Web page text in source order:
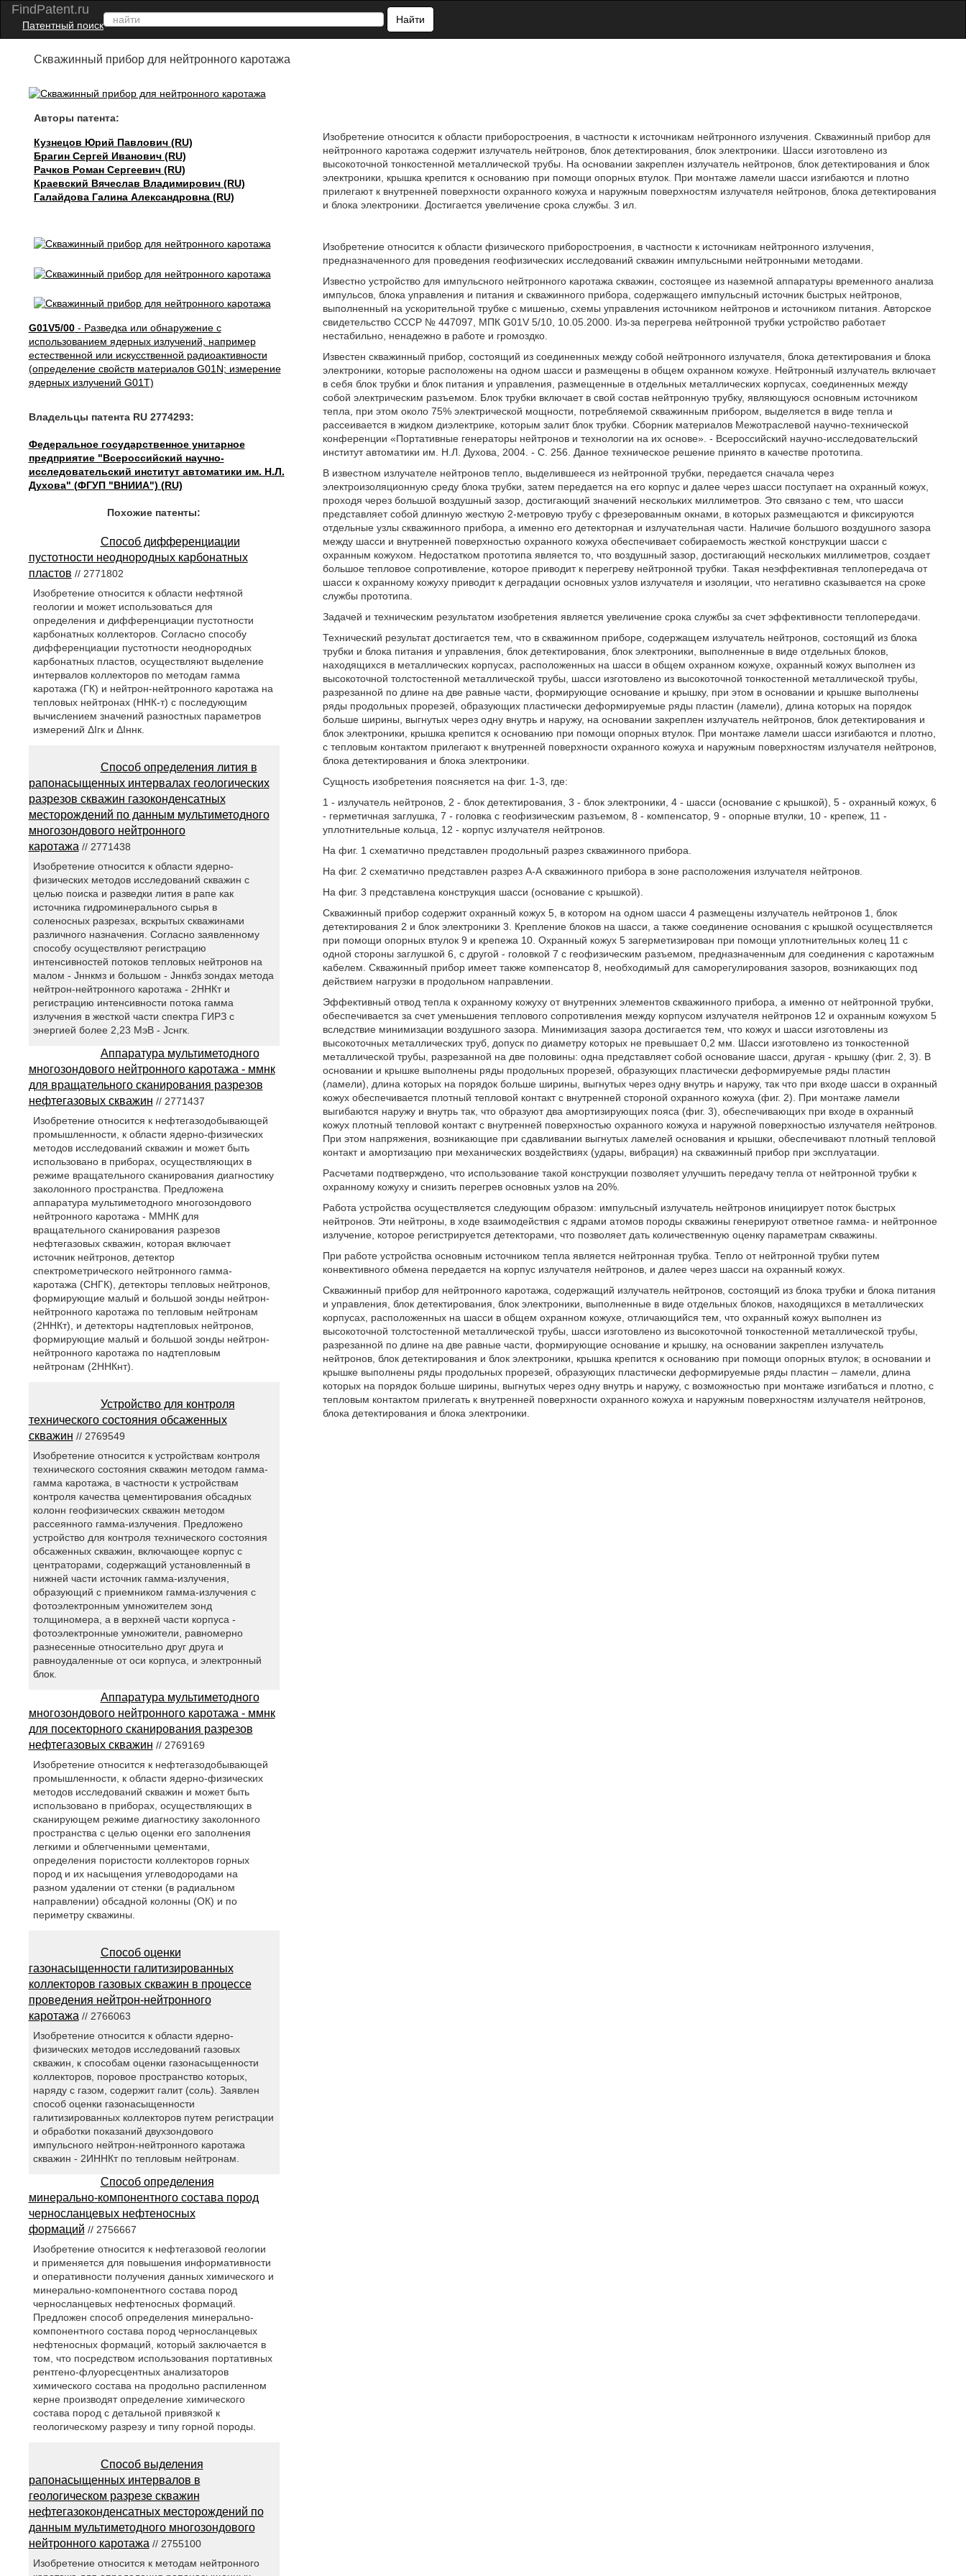
FindPatent.ru
Патентный поиск
Найти
Скважинный прибор для нейтронного каротажа
Авторы патента:
Кузнецов Юрий Павлович (RU)
Брагин Сергей Иванович (RU)
Рачков Роман Сергеевич (RU)
Краевский Вячеслав Владимирович (RU)
Галайдова Галина Александровна (RU)
G01V5/00- Разведка или обнаружение с
использованием ядерных излучений, например
естественной или искусственной радиоактивности
(определение свойств материалов G01N; измерение
ядерных излучений G01T)
Владельцы патента RU 2774293:
Федеральное государственное унитарное
предприятие "Всероссийский научно-
исследовательский институт автоматики им. Н.Л.
Духова" (ФГУП "ВНИИА") (RU)
Изобретение относится к области приборостроения, в частности к источникам нейтронного излучения. Скважинный прибор для
нейтронного каротажа содержит излучатель нейтронов, блок детектирования, блок электроники. Шасси изготовлено из
высокоточной тонкостенной металлической трубы. На основании закреплен излучатель нейтронов, блок детектирования и блок
электроники, крышка крепится к основанию при помощи опорных втулок. При монтаже ламели шасси изгибаются и плотно
прилегают к внутренней поверхности охранного кожуха и наружным поверхностям излучателя нейтронов, блока детектирования
и блока электроники. Достигается увеличение срока службы. 3 ил.
Изобретение относится к области физического приборостроения, в частности к источникам нейтронного излучения,
предназначенного для проведения геофизических исследований скважин импульсными нейтронными методами.
Известно устройство для импульсного нейтронного каротажа скважин, состоящее из наземной аппаратуры временного анализа
импульсов, блока управления и питания и скважинного прибора, содержащего импульсный источник быстрых нейтронов,
выполненный на ускорительной трубке с мишенью, схемы управления источником нейтронов и источником питания. Авторское
свидетельство СССР № 447097, МПК G01V 5/10, 10.05.2000. Из-за перегрева нейтронной трубки устройство работает
нестабильно, ненадежно в работе и громоздко.
Известен скважинный прибор, состоящий из соединенных между собой нейтронного излучателя, блока детектирования и блока
электроники, которые расположены на одном шасси и размещены в общем охранном кожухе. Нейтронный излучатель включает
в себя блок трубки и блок питания и управления, размещенные в отдельных металлических корпусах, соединенных между
собой электрическим разъемом. Блок трубки включает в свой состав нейтронную трубку, являющуюся основным источником
тепла, при этом около 75% электрической мощности, потребляемой скважинным прибором, выделяется в виде тепла и
рассеивается в жидком диэлектрике, которым залит блок трубки. Сборник материалов Межотраслевой научно-технической
конференции «Портативные генераторы нейтронов и технологии на их основе». - Всероссийский научно-исследовательский
институт автоматики им. Н.Л. Духова, 2004. - С. 256. Данное техническое решение принято в качестве прототипа.
В известном излучателе нейтронов тепло, выделившееся из нейтронной трубки, передается сначала через
электроизоляционную среду блока трубки, затем передается на его корпус и далее через шасси поступает на охранный кожух,
проходя через большой воздушный зазор, достигающий значений нескольких миллиметров. Это связано с тем, что шасси
представляет собой длинную жесткую 2-метровую трубу с фрезерованным окнами, в которых размещаются и фиксируются
отдельные узлы скважинного прибора, а именно его детекторная и излучательная части. Наличие большого воздушного зазора
между шасси и внутренней поверхностью охранного кожуха обеспечивает собираемость жесткой конструкции шасси с
охранным кожухом. Недостатком прототипа является то, что воздушный зазор, достигающий нескольких миллиметров, создает
большое тепловое сопротивление, которое приводит к перегреву нейтронной трубки. Такая неэффективная теплопередача от
шасси к охранному кожуху приводит к деградации основных узлов излучателя и изоляции, что негативно сказывается на сроке
службы прототипа.
Задачей и техническим результатом изобретения является увеличение срока службы за счет эффективности теплопередачи.
Технический результат достигается тем, что в скважинном приборе, содержащем излучатель нейтронов, состоящий из блока
трубки и блока питания и управления, блок детектирования, блок электроники, выполненные в виде отдельных блоков,
находящихся в металлических корпусах, расположенных на шасси в общем охранном кожухе, охранный кожух выполнен из
высокоточной толстостенной металлической трубы, шасси изготовлено из высокоточной тонкостенной металлической трубы,
разрезанной по длине на две равные части, формирующие основание и крышку, при этом в основании и крышке выполнены
ряды продольных прорезей, образующих пластически деформируемые ряды пластин (ламели), длина которых на порядок
больше ширины, выгнутых через одну внутрь и наружу, на основании закреплен излучатель нейтронов, блок детектирования и
блок электроники, крышка крепится к основанию при помощи опорных втулок. При монтаже ламели шасси изгибаются и плотно,
с тепловым контактом прилегают к внутренней поверхности охранного кожуха и наружным поверхностям излучателя нейтронов,
блока детектирования и блока электроники.
Сущность изобретения поясняется на фиг. 1-3, где:
1 - излучатель нейтронов, 2 - блок детектирования, 3 - блок электроники, 4 - шасси (основание с крышкой), 5 - охранный кожух, 6
- герметичная заглушка, 7 - головка с геофизическим разъемом, 8 - компенсатор, 9 - опорные втулки, 10 - крепеж, 11 -
уплотнительные кольца, 12 - корпус излучателя нейтронов.
На фиг. 1 схематично представлен продольный разрез скважинного прибора.
На фиг. 2 схематично представлен разрез А-А скважинного прибора в зоне расположения излучателя нейтронов.
На фиг. 3 представлена конструкция шасси (основание с крышкой).
Скважинный прибор содержит охранный кожух 5, в котором на одном шасси 4 размещены излучатель нейтронов 1, блок
детектирования 2 и блок электроники 3. Крепление блоков на шасси, а также соединение основания с крышкой осуществляется
при помощи опорных втулок 9 и крепежа 10. Охранный кожух 5 загерметизирован при помощи уплотнительных колец 11 с
одной стороны заглушкой 6, с другой - головкой 7 с геофизическим разъемом, предназначенным для соединения с каротажным
кабелем. Скважинный прибор имеет также компенсатор 8, необходимый для саморегулирования зазоров, возникающих под
действием нагрузки в продольном направлении.
Эффективный отвод тепла к охранному кожуху от внутренних элементов скважинного прибора, а именно от нейтронной трубки,
обеспечивается за счет уменьшения теплового сопротивления между корпусом излучателя нейтронов 12 и охранным кожухом 5
вследствие минимизации воздушного зазора. Минимизация зазора достигается тем, что кожух и шасси изготовлены из
высокоточных металлических труб, допуск по диаметру которых не превышает 0,2 мм. Шасси изготовлено из тонкостенной
металлической трубы, разрезанной на две половины: одна представляет собой основание шасси, другая - крышку (фиг. 2, 3). В
основании и крышке выполнены ряды продольных прорезей, образующих пластически деформируемые ряды пластин
(ламели), длина которых на порядок больше ширины, выгнутых через одну внутрь и наружу, так что при входе шасси в охранный
кожух обеспечивается плотный тепловой контакт с внутренней стороной охранного кожуха (фиг. 2). При монтаже ламели
выгибаются наружу и внутрь так, что образуют два амортизирующих пояса (фиг. 3), обеспечивающих при входе в охранный
кожух плотный тепловой контакт с внутренней поверхностью охранного кожуха и наружной поверхностью излучателя нейтронов.
При этом напряжения, возникающие при сдавливании выгнутых ламелей основания и крышки, обеспечивают плотный тепловой
контакт и амортизацию при механических воздействиях (удары, вибрация) на скважинный прибор при эксплуатации.
Расчетами подтверждено, что использование такой конструкции позволяет улучшить передачу тепла от нейтронной трубки к
охранному кожуху и снизить перегрев основных узлов на 20%.
Работа устройства осуществляется следующим образом: импульсный излучатель нейтронов инициирует поток быстрых
нейтронов. Эти нейтроны, в ходе взаимодействия с ядрами атомов породы скважины генерируют ответное гамма- и нейтронное
излучение, которое регистрируется детекторами, что позволяет дать количественную оценку параметрам скважины.
При работе устройства основным источником тепла является нейтронная трубка. Тепло от нейтронной трубки путем
конвективного обмена передается на корпус излучателя нейтронов, и далее через шасси на охранный кожух.
Скважинный прибор для нейтронного каротажа, содержащий излучатель нейтронов, состоящий из блока трубки и блока питания
и управления, блок детектирования, блок электроники, выполненные в виде отдельных блоков, находящихся в металлических
корпусах, расположенных на шасси в общем охранном кожухе, отличающийся тем, что охранный кожух выполнен из
высокоточной толстостенной металлической трубы, шасси изготовлено из высокоточной тонкостенной металлической трубы,
разрезанной по длине на две равные части, формирующие основание и крышку, на основании закреплен излучатель
нейтронов, блок детектирования и блок электроники, крышка крепится к основанию при помощи опорных втулок; в основании и
крышке выполнены ряды продольных прорезей, образующих пластически деформируемые ряды пластин – ламели, длина
которых на порядок больше ширины, выгнутых через одну внутрь и наружу, с возможностью при монтаже изгибаться и плотно, с
тепловым контактом прилегать к внутренней поверхности охранного кожуха и наружным поверхностям излучателя нейтронов,
блока детектирования и блока электроники.
Похожие патенты:
Способ дифференциации
пустотности неоднородных карбонатных
пластов // 2771802
Изобретение относится к области нефтяной
геологии и может использоваться для
определения и дифференциации пустотности
карбонатных коллекторов. Согласно способу
дифференциации пустотности неоднородных
карбонатных пластов, осуществляют выделение
интервалов коллекторов по методам гамма
каротажа (ГК) и нейтрон-нейтронного каротажа на
тепловых нейтронах (ННК-т) с последующим
вычислением значений разностных параметров
измерений ΔIгк и ΔIннк.
Способ определения лития в
рапонасыщенных интервалах геологических
разрезов скважин газоконденсатных
месторождений по данным мультиметодного
многозондового нейтронного
каротажа// 2771438
Изобретение относится к области ядерно-
физических методов исследований скважин с
целью поиска и разведки лития в рапе как
источника гидроминерального сырья в
соленосных разрезах, вскрытых скважинами
различного назначения. Согласно заявленному
способу осуществляют регистрацию
интенсивностей потоков тепловых нейтронов на
малом - Jннкмз и большом - Jннкбз зондах метода
нейтрон-нейтронного каротажа - 2ННКт и
регистрацию интенсивности потока гамма
излучения в жесткой части спектра ГИРЗ с
энергией более 2,23 МэВ - Jснгк.
Аппаратура мультиметодного
многозондового нейтронного каротажа - ммнк
для вращательного сканирования разрезов
нефтегазовых скважин // 2771437
Изобретение относится к нефтегазодобывающей
промышленности, к области ядерно-физических
методов исследований скважин и может быть
использовано в приборах, осуществляющих в
режиме вращательного сканирования диагностику
заколонного пространства. Предложена
аппаратура мультиметодного многозондового
нейтронного каротажа - ММНК для
вращательного сканирования разрезов
нефтегазовых скважин, которая включает
источник нейтронов, детектор
спектрометрического нейтронного гамма-
каротажа (СНГК), детекторы тепловых нейтронов,
формирующие малый и большой зонды нейтрон-
нейтронного каротажа по тепловым нейтронам
(2ННКт), и детекторы надтепловых нейтронов,
формирующие малый и большой зонды нейтрон-
нейтронного каротажа по надтепловым
нейтронам (2ННКнт).
Устройство для контроля
технического состояния обсаженных
скважин // 2769549
Изобретение относится к устройствам контроля
технического состояния скважин методом гамма-
гамма каротажа, в частности к устройствам
контроля качества цементирования обсадных
колонн геофизических скважин методом
рассеянного гамма-излучения. Предложено
устройство для контроля технического состояния
обсаженных скважин, включающее корпус с
центраторами, содержащий установленный в
нижней части источник гамма-излучения,
образующий с приемником гамма-излучения с
фотоэлектронным умножителем зонд
толщиномера, а в верхней части корпуса -
фотоэлектронные умножители, равномерно
разнесенные относительно друг друга и
равноудаленные от оси корпуса, и электронный
блок.
Аппаратура мультиметодного
многозондового нейтронного каротажа - ммнк
для посекторного сканирования разрезов
нефтегазовых скважин // 2769169
Изобретение относится к нефтегазодобывающей
промышленности, к области ядерно-физических
методов исследований скважин и может быть
использовано в приборах, осуществляющих в
сканирующем режиме диагностику заколонного
пространства с целью оценки его заполнения
легкими и облегченными цементами,
определения пористости коллекторов горных
пород и их насыщения углеводородами на
разном удалении от стенки (в радиальном
направлении) обсадной колонны (ОК) и по
периметру скважины.
Способ оценки
газонасыщенности галитизированных
коллекторов газовых скважин в процессе
проведения нейтрон-нейтронного
каротажа // 2766063
Изобретение относится к области ядерно-
физических методов исследований газовых
скважин, к способам оценки газонасыщенности
коллекторов, поровое пространство которых,
наряду с газом, содержит галит (соль). Заявлен
способ оценки газонасыщенности
галитизированных коллекторов путем регистрации
и обработки показаний двухзондового
импульсного нейтрон-нейтронного каротажа
скважин - 2ИННКт по тепловым нейтронам.
Способ определения
минерально-компонентного состава пород
черносланцевых нефтеносных
формаций // 2756667
Изобретение относится к нефтегазовой геологии
и применяется для повышения информативности
и оперативности получения данных химического и
минерально-компонентного состава пород
черносланцевых нефтеносных формаций.
Предложен способ определения минерально-
компонентного состава пород черносланцевых
нефтеносных формаций, который заключается в
том, что посредством использования портативных
рентгено-флуоресцентных анализаторов
химического состава на продольно распиленном
керне производят определение химического
состава пород с детальной привязкой к
геологическому разрезу и типу горной породы.
Способ выделения
рапонасыщенных интервалов в
геологическом разрезе скважин
нефтегазоконденсатных месторождений по
данным мультиметодного многозондового
нейтронного каротажа // 2755100
Изобретение относится к методам нейтронного